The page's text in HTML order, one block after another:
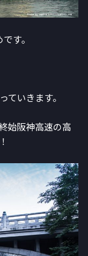
す。
ていきます。
始阪神高速の高